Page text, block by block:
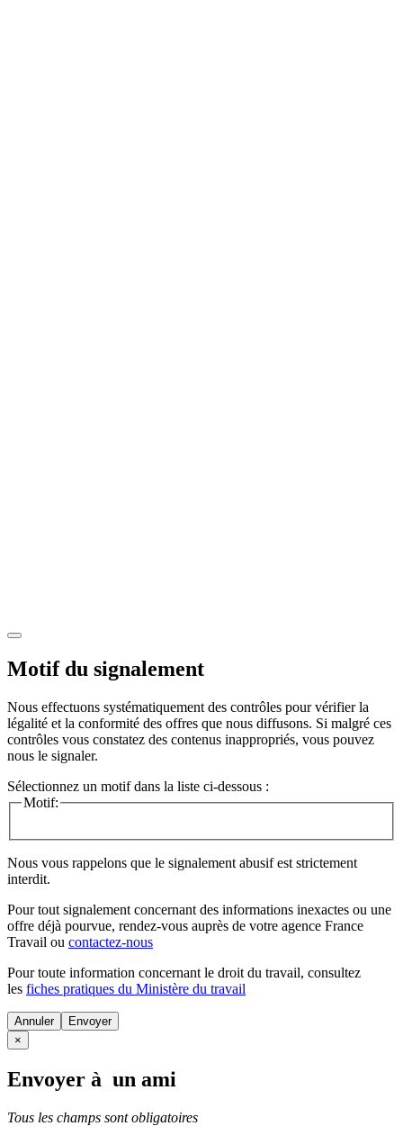
Motif du signalement
Nous effectuons systématiquement des contrôles pour vérifier la
légalité et la conformité des offres que nous diffusons. Si malgré ces
contrôles vous constatez des contenus inappropriés, vous pouvez
nous le signaler.
Sélectionnez un motif dans la liste ci-dessous :
Motif:
Nous vous rappelons que le signalement abusif est strictement
interdit.
Pour tout signalement concernant des informations inexactes ou une
offre déjà pourvue, rendez-vous auprès de votre agence France
Travail ou contactez-nous
Pour toute information concernant le droit du travail, consultez
les fiches pratiques du Ministère du travail
Annuler
×
Envoyer à un ami
Tous les champs sont obligatoires